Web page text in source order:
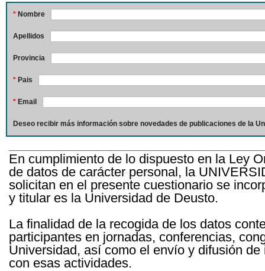
* Nombre
Apellidos
Provincia
* Pais
* Email
Deseo recibir más información sobre novedades de publicaciones de la
En cumplimiento de lo dispuesto en la Ley
de datos de carácter personal, la
solicitan en el presente cuestionario se
y titular es la Universidad de Deusto.
La finalidad de la recogida de los datos
participantes en jornadas, conferencias,
Universidad, así como el envío y difusión
con esas actividades.